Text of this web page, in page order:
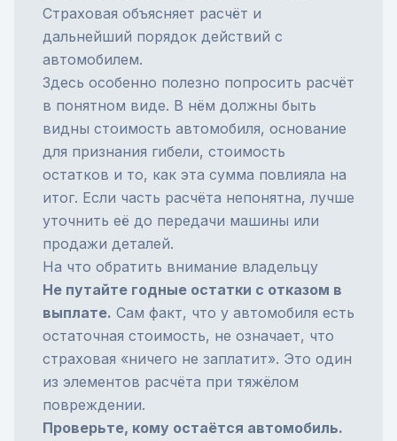
Страховая объясняет расчёт и
дальнейший порядок действий с
автомобилем.
Здесь особенно полезно попросить расчёт
в понятном виде. В нём должны быть
видны стоимость автомобиля, основание
для признания гибели, стоимость
остатков и то, как эта сумма повлияла на
итог. Если часть расчёта непонятна, лучше
уточнить её до передачи машины или
продажи деталей.
На что обратить внимание владельцу
Не путайте годные остатки с отказом в
выплате. Сам факт, что у автомобиля есть
остаточная стоимость, не означает, что
страховая «ничего не заплатит». Это один
из элементов расчёта при тяжёлом
повреждении.
Проверьте, кому остаётся автомобиль.